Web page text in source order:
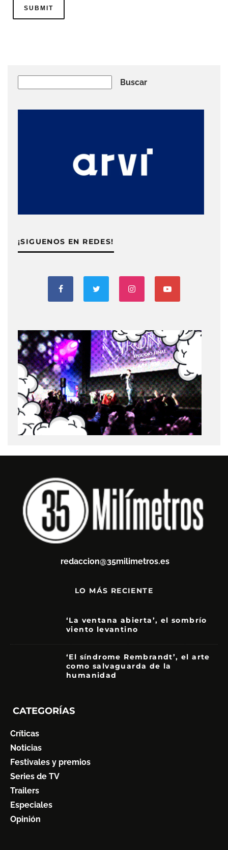
Buscar
¡SIGUENOS EN REDES!
redaccion@35milimetros.es
LO MÁS RECIENTE
‘La ventana abierta’, el sombrío
viento levantino
‘El síndrome Rembrandt’, el arte
como salvaguarda de la
humanidad
CATEGORÍAS
Críticas
Noticias
Festivales y premios
Series de TV
Trailers
Especiales
Opinión